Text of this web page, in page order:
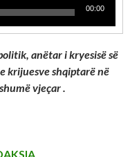
00:00
anëtar i kryesisë së
krijuesve shqiptarë në
vjeçar .